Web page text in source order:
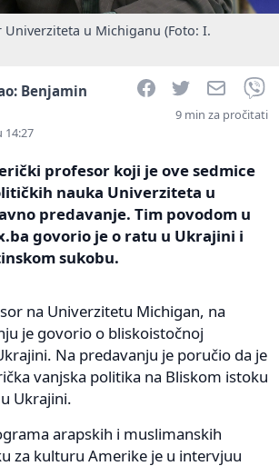
Univerziteta u Michiganu (Foto: I.
Benjamin
14:27
Facebook
TwitterEmail
9 min za pročitati
profesor koji je ove sedmice
nauka Univerziteta u
predavanje. Tim povodom u
govorio je o ratu u Ukrajini i
sukobu.
na Univerzitetu Michigan, na
je govorio o bliskoistočnoj
Na predavanju je poručio da je
vanjska politika na Bliskom istoku
Ukrajini.
arapskih i muslimanskih
za kulturu Amerike je u intervjuu